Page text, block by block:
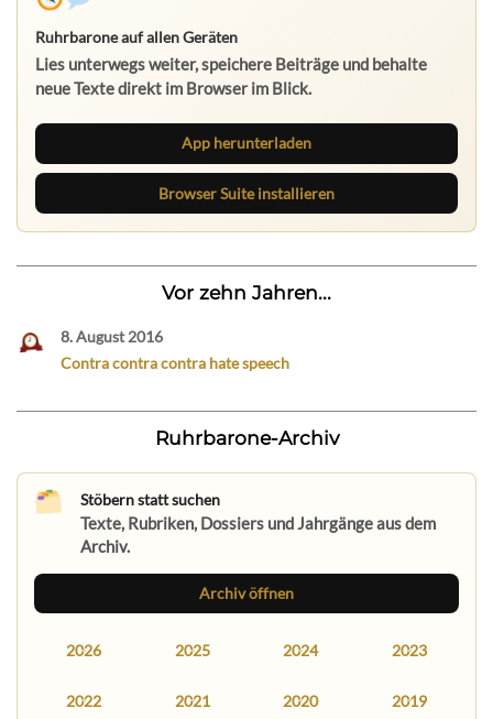
Ruhrbarone auf allen Geräten
Lies unterwegs weiter, speichere Beiträge und behalte
neue Texte direkt im Browser im Blick.
App herunterladen
Browser Suite installieren
Vor zehn Jahren...
8. August 2016
Contra contra contra hate speech
Ruhrbarone-Archiv
Stöbern statt suchen
Texte, Rubriken, Dossiers und Jahrgänge aus dem
Archiv.
Archiv öffnen
2026 2025 2024 2023
2022 2021 2020 2019